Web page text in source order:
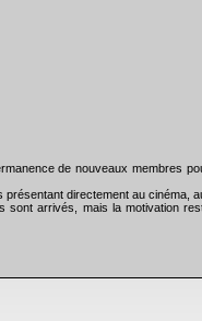
de nouveaux membres
directement au cinéma,
arrivés, mais la motivation